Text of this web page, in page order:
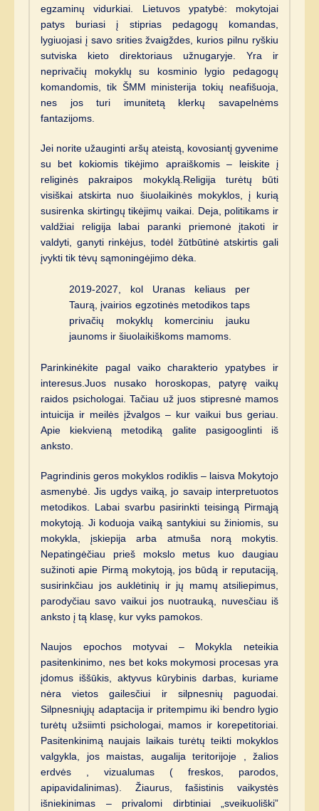
egzaminų vidurkiai. Lietuvos ypatybė: mokytojai
patys buriasi į stiprias pedagogų komandas,
lygiuojasi į savo srities žvaigždes, kurios pilnu ryškiu
sutviska kieto direktoriaus užnugaryje. Yra ir
neprivačių mokyklų su kosminio lygio pedagogų
komandomis, tik ŠMM ministerija tokių neafišuoja,
nes jos turi imunitetą klerkų savapelnėms
fantazijoms.
Jei norite užauginti aršų ateistą, kovosiantį gyvenime
su bet kokiomis tikėjimo apraiškomis – leiskite į
religinės pakraipos mokyklą.Religija turėtų būti
visiškai atskirta nuo šiuolaikinės mokyklos, į kurią
susirenka skirtingų tikėjimų vaikai. Deja, politikams ir
valdžiai religija labai paranki priemonė įtakoti ir
valdyti, ganyti rinkėjus, todėl žūtbūtinė atskirtis gali
įvykti tik tėvų sąmoningėjimo dėka.
2019-2027, kol Uranas keliaus per
Taurą, įvairios egzotinės metodikos taps
privačių mokyklų komerciniu jauku
jaunoms ir šiuolaikiškoms mamoms.
Parinkinėkite pagal vaiko charakterio ypatybes ir
interesus.Juos nusako horoskopas, patyrę vaikų
raidos psichologai. Tačiau už juos stipresnė mamos
intuicija ir meilės įžvalgos – kur vaikui bus geriau.
Apie kiekvieną metodiką galite pasigooglinti iš
anksto.
Pagrindinis geros mokyklos rodiklis – laisva Mokytojo
asmenybė. Jis ugdys vaiką, jo savaip interpretuotos
metodikos. Labai svarbu pasirinkti teisingą Pirmąją
mokytoją. Ji koduoja vaiką santykiui su žiniomis, su
mokykla, įskiepija arba atmuša norą mokytis.
Nepatingėčiau prieš mokslo metus kuo daugiau
sužinoti apie Pirmą mokytoją, jos būdą ir reputaciją,
susirinkčiau jos auklėtinių ir jų mamų atsiliepimus,
parodyčiau savo vaikui jos nuotrauką, nuvesčiau iš
anksto į tą klasę, kur vyks pamokos.
Naujos epochos motyvai – Mokykla neteikia
pasitenkinimo, nes bet koks mokymosi procesas yra
įdomus iššūkis, aktyvus kūrybinis darbas, kuriame
nėra vietos gailesčiui ir silpnesnių paguodai.
Silpnesniųjų adaptacija ir pritempimu iki bendro lygio
turėtų užsiimti psichologai, mamos ir korepetitoriai.
Pasitenkinimą naujais laikais turėtų teikti mokyklos
valgykla, jos maistas, augalija teritorijoje , žalios
erdvės , vizualumas ( freskos, parodos,
apipavidalinimas). Žiaurus, fašistinis vaikystės
išniekinimas – privalomi dirbtiniai „sveikuoliški”